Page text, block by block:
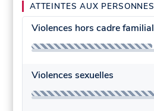
ATTEINTES AUX PERSONNES
Violences hors cadre familial
Violences sexuelles